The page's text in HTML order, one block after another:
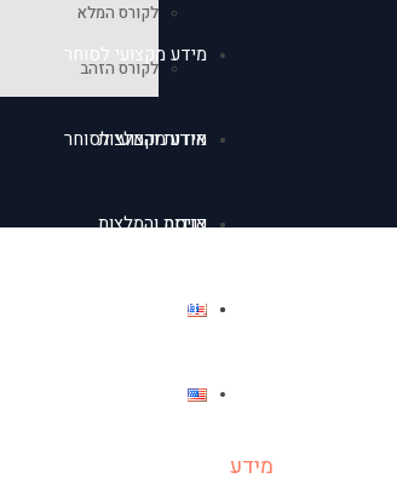
מידע מקצועי לסוחר
אודות והמלצות
כניסה
לקורס המלא
לקורס הזהב
מידע מקצועי לסוחר
אודות והמלצות
כניסה
מידע